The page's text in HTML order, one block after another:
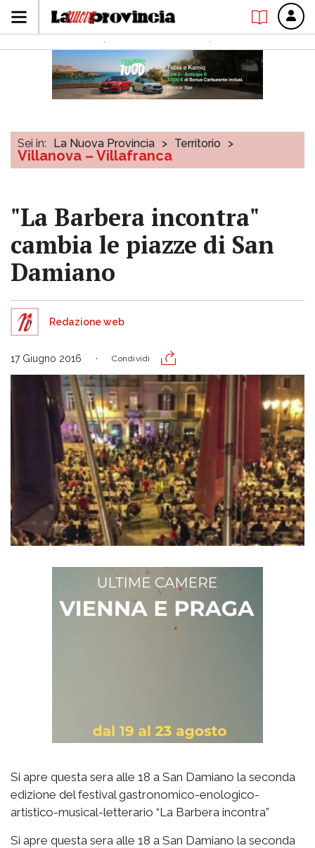
Sei in: La Nuova Provincia > Territorio >
Villanova – Villafranca
"La Barbera incontra"
cambia le piazze di San
Damiano
Redazione web
17 Giugno 2016 Condividi
Si apre questa sera alle 18 a San Damiano la seconda
edizione del festival gastronomico-enologico-
artistico-musical-letterario “La Barbera incontra”
Si apre questa sera alle 18 a San Damiano la seconda